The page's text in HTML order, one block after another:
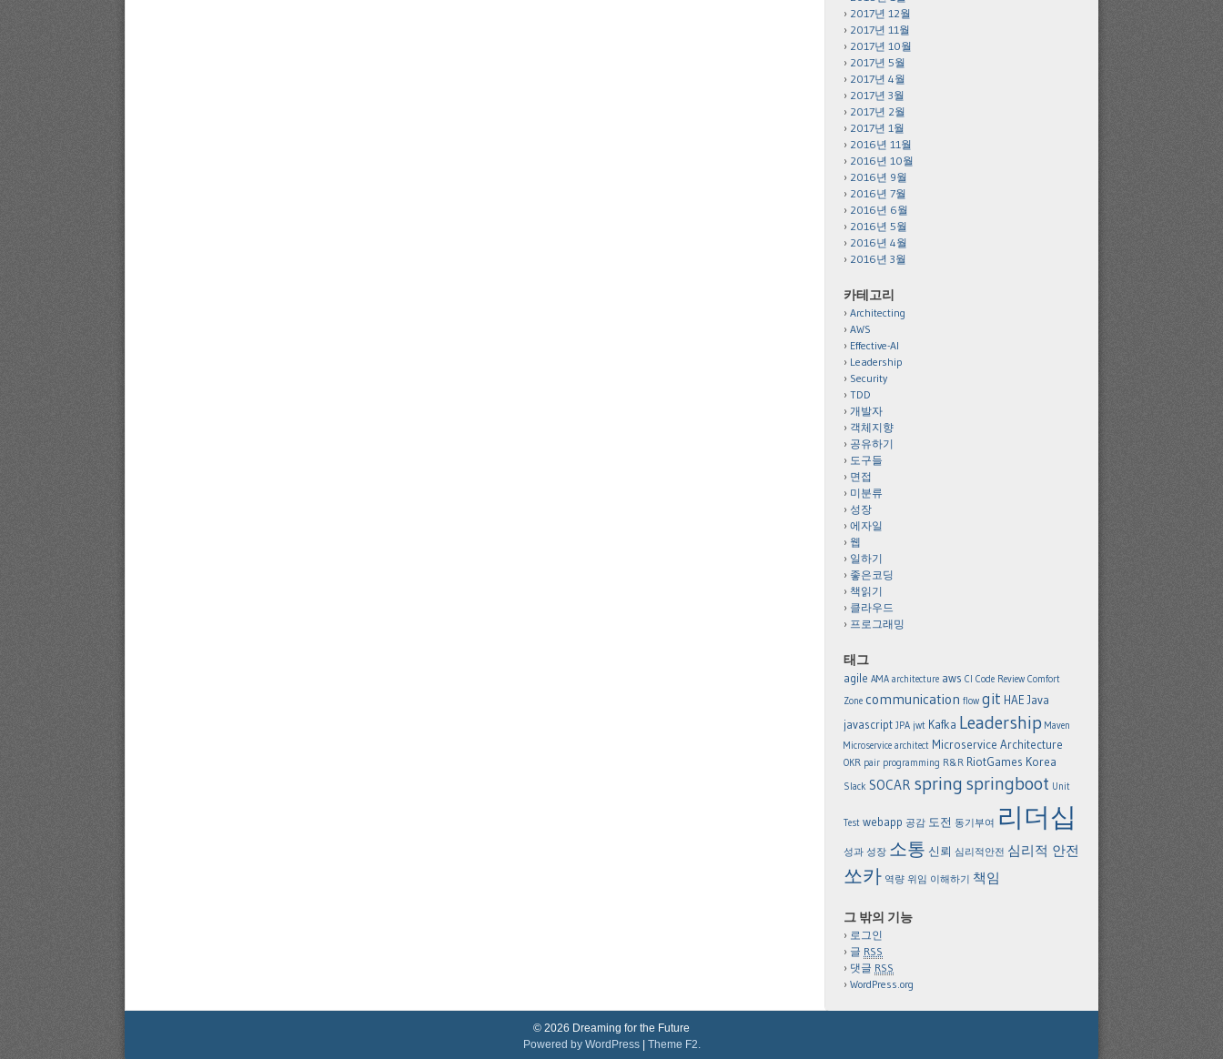
2017년 12월
2017년 11월
2017년 10월
2017년 5월
2017년 4월
2017년 3월
2017년 2월
2017년 1월
2016년 11월
2016년 10월
2016년 9월
2016년 7월
2016년 6월
2016년 5월
2016년 4월
2016년 3월
카테고리
Architecting
AWS
Effective-AI
Leadership
Security
TDD
개발자
객체지향
공유하기
도구들
면접
미분류
성장
에자일
웹
일하기
좋은코딩
책읽기
클라우드
프로그래밍
태그
agile AMA architecture aws CI Code Review Comfort
Zone communication flow git HAE Java
javascript JPA jwt Kafka Leadership Maven
Microservice architect Microservice Architecture
OKR pair programming R&R RiotGames Korea
Slack SOCAR spring springboot Unit
Test webapp 공감 도전 동기부여 리더십
성과 성장 소통 신뢰 심리적안전 심리적 안전
쏘카 역량 위임 이해하기 책임
그 밖의 기능
로그인
글 RSS
댓글 RSS
WordPress.org
© 2026 Dreaming for the Future
Powered by WordPress
Theme F2.